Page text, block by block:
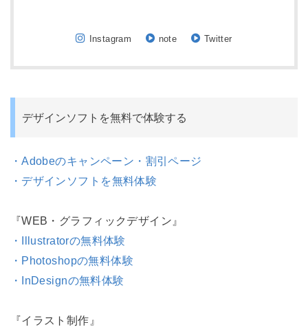
Instagram note Twitter
デザインソフトを無料で体験する
・Adobeのキャンペーン・割引ページ
・デザインソフトを無料体験
『WEB・グラフィックデザイン』
・Illustratorの無料体験
・Photoshopの無料体験
・InDesignの無料体験
『イラスト制作』